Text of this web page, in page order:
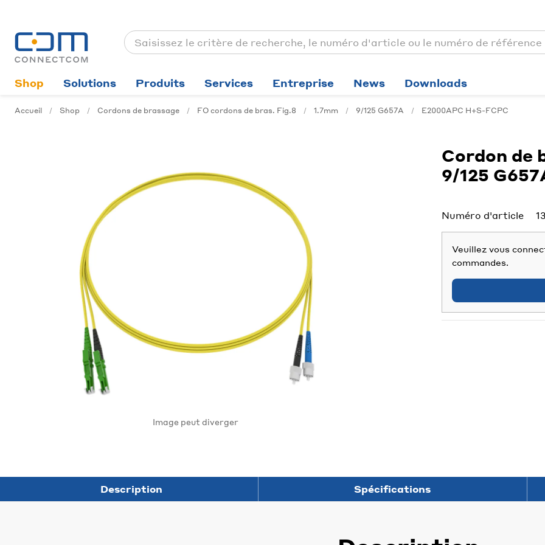
Shop Solutions Produits Services Entreprise News Downloads
Accueil Shop Cordons de brassage FO cordons de bras. Fig.8 1.7mm 9/125 G657A E2000APC H+S-FCPC
Image peut diverger
Cordon de
9/125
Veuillez vous
commandes.
Numéro d'article
Description Spécifications